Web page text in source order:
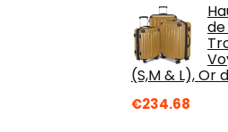
de
(S,M & L), Or
€234.68